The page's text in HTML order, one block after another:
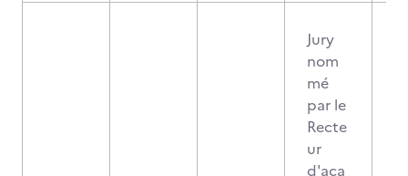
Jury
nom
mé
par le
Recte
ur
d'aca